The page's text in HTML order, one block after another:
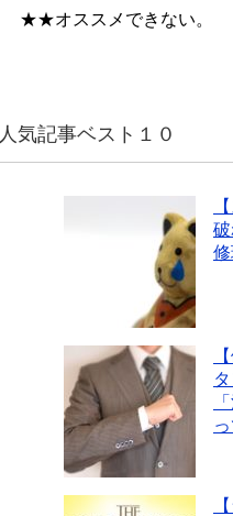
★★オススメできない。
人気記事ベスト１０